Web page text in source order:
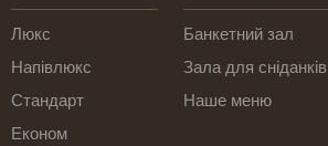
Люкс
Напівлюкс
Стандарт
Економ
Банкетний зал
Зала для сніданків
Наше меню